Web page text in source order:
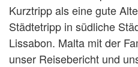
Kurztripp als eine gute
Städtetripp in südliche
Lissabon. Malta mit der
unser Reisebericht und